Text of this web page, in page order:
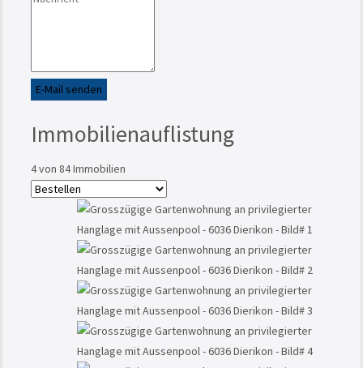
E-Mail senden
Immobilienauflistung
4von 84 Immobilien